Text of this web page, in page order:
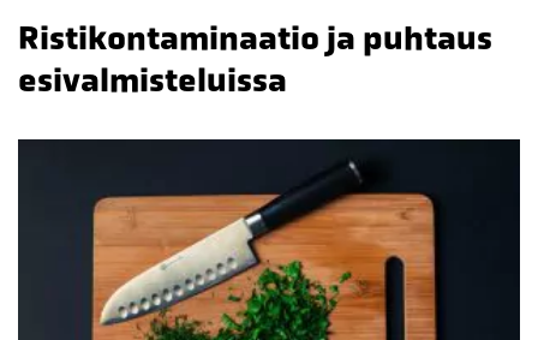
Ristikontaminaatio ja puhtaus
esivalmisteluissa